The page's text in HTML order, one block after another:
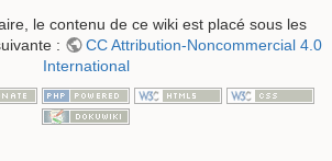
le contenu de ce wiki est placé sous les
:
CC Attribution-Noncommercial 4.0
International